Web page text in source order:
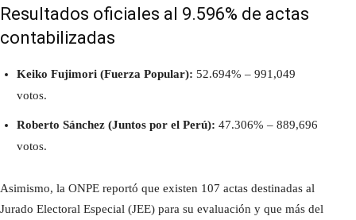
Resultados oficiales al 9.596% de actas
contabilizadas
Keiko Fujimori (Fuerza Popular): 52.694% – 991,049
votos.
Roberto Sánchez (Juntos por el Perú): 47.306% – 889,696
votos.
Asimismo, la ONPE reportó que existen 107 actas destinadas al
Jurado Electoral Especial (JEE) para su evaluación y que más del